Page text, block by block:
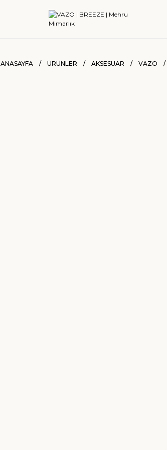
ANASAYFA ÜRÜNLER AKSESUAR VAZO